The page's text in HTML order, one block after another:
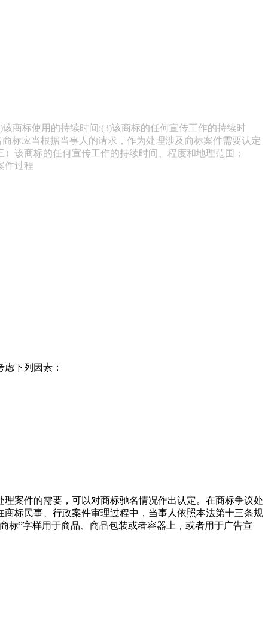
商标使用的持续时间;(3)该商标的任何宣传工作的持续时
标应当根据当事人的请求，作为处理涉及商标案件需要认定
该商标的任何宣传工作的持续时间、程度和地理范围；
件过程
下列因素：
案件的需要，可以对商标驰名情况作出认定。在商标争议处
标民事、行政案件审理过程中，当事人依照本法第十三条规
标”字样用于商品、商品包装或者容器上，或者用于广告宣